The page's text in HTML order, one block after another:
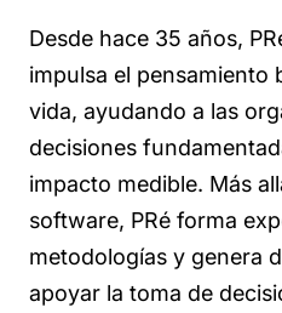
Desde hace 35 años,
impulsa el pensamiento
vida, ayudando a las
decisiones
impacto medible. Más
software, PRé forma
metodologías y genera
apoyar la toma de